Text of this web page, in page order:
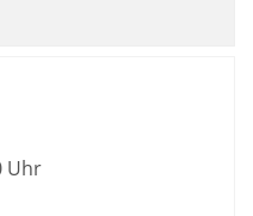
Uhr